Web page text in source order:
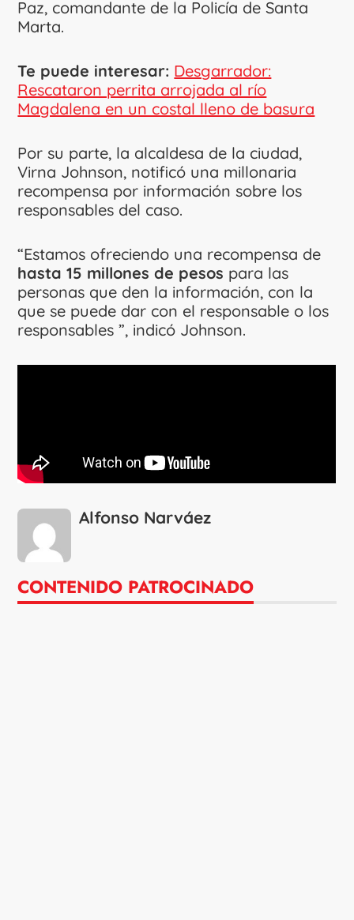
Paz, comandante de la Policía de Santa
Marta.
Te puede interesar: Desgarrador:
Rescataron perrita arrojada al río
Magdalena en un costal lleno de basura
Por su parte, la alcaldesa de la ciudad,
Virna Johnson, notificó una millonaria
recompensa por información sobre los
responsables del caso.
“Estamos ofreciendo una recompensa de
hasta 15 millones de pesos para las
personas que den la información, con la
que se puede dar con el responsable o los
responsables ”, indicó Johnson.
Alfonso Narváez
CONTENIDO PATROCINADO